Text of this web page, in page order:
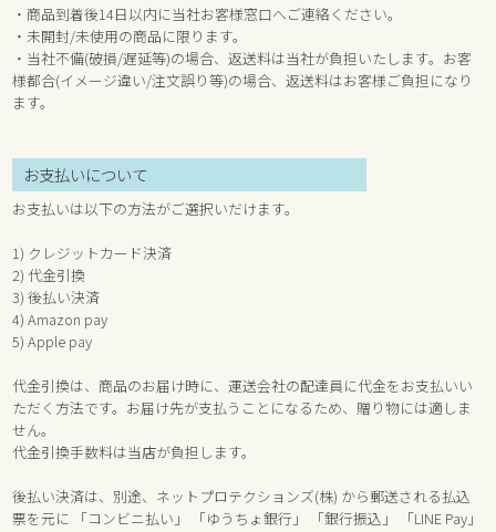
・商品到着後14日以内に当社お客様窓口へご連絡ください。
・未開封/未使用の商品に限ります。
・当社不備(破損/遅延等)の場合、返送料は当社が負担いたします。お客
様都合(イメージ違い/注文誤り等)の場合、返送料はお客様ご負担になり
ます。
お支払いについて
お支払いは以下の方法がご選択いだけます。
1) クレジットカード決済
2) 代金引換
3) 後払い決済
4) Amazon pay
5) Apple pay
代金引換は、商品のお届け時に、運送会社の配達員に代金をお支払いい
ただく方法です。お届け先が支払うことになるため、贈り物には適しま
せん。
代金引換手数料は当店が負担します。
後払い決済は、別途、ネットプロテクションズ(株) から郵送される払込
票を元に 「コンビニ払い」 「ゆうちょ銀行」 「銀行振込」 「LINE Pay」